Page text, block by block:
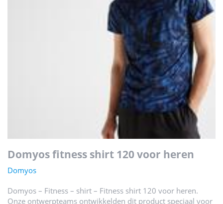
domyos fitness shirt 120 voor heren
Domyos
Domyos – Fitness – shirt – Fitness shirt 120 voor heren.
Onze ontwerpteams ontwikkelden dit product speciaal voor